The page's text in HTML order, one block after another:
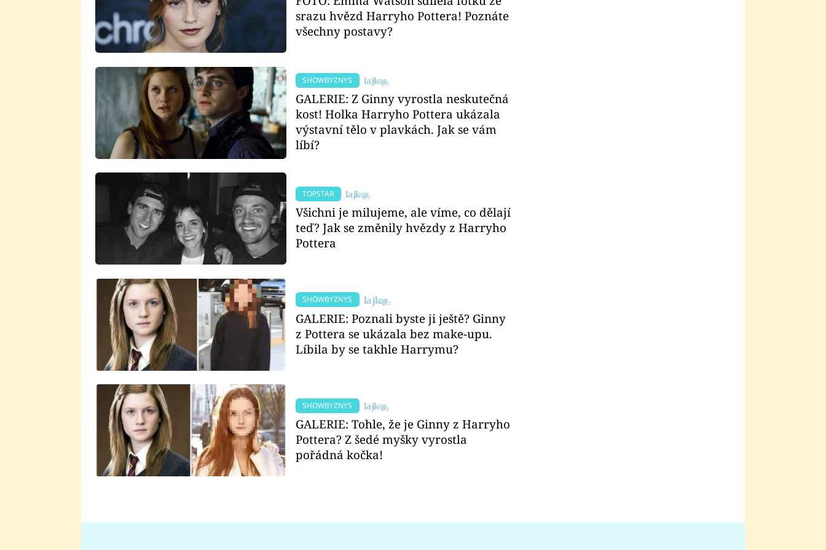
srazu hvězd Harryho Pottera! Poznáte
všechny postavy?
SHOWBYZNYS
GALERIE: Z Ginny vyrostla neskutečná
kost! Holka Harryho Pottera ukázala
výstavní tělo v plavkách. Jak se vám
líbí?
TOPSTAR
Všichni je milujeme, ale víme, co dělají
teď? Jak se změnily hvězdy z Harryho
Pottera
SHOWBYZNYS
GALERIE: Poznali byste ji ještě? Ginny
z Pottera se ukázala bez make-upu.
Líbila by se takhle Harrymu?
SHOWBYZNYS
GALERIE: Tohle, že je Ginny z Harryho
Pottera? Z šedé myšky vyrostla
pořádná kočka!